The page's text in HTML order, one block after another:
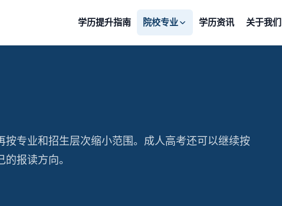
学历提升指南 院校专业 学历资讯 关于我们
专业和招生层次缩小范围。成人高考还可以继续按
报读方向。